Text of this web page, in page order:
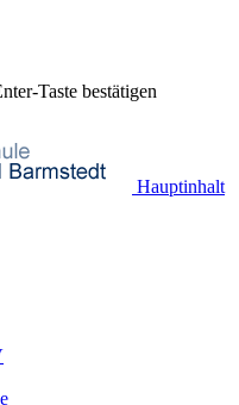
Taste bestätigen
Hauptinhalt